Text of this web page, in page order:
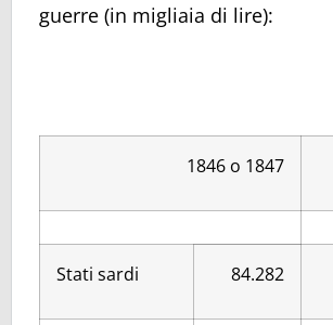
guerre (in migliaia di lire):
1846 o 1847
Stati sardi 84.282